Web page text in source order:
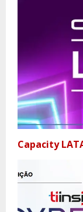
Capacity